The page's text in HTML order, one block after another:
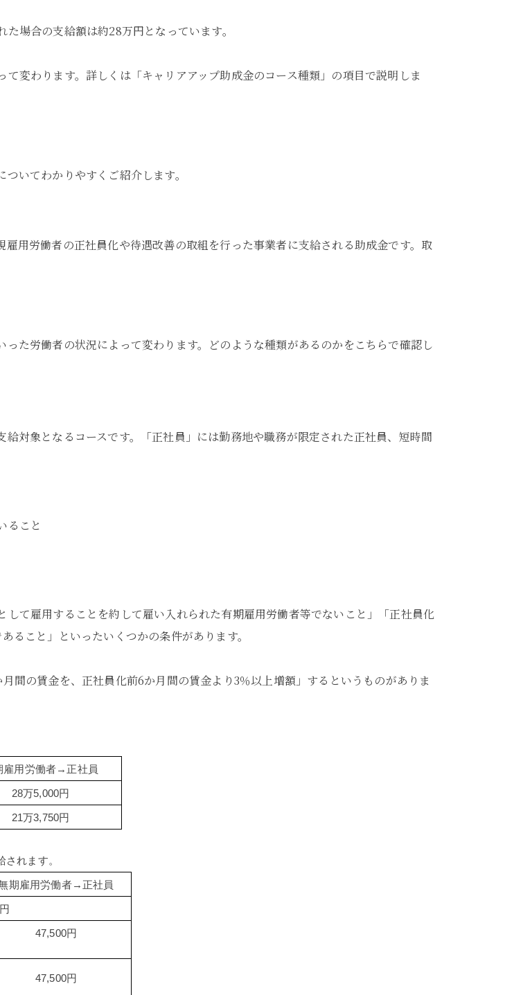
場合の支給額は約28万円となっています。
変わります。詳しくは「キャリアアップ助成金のコース種類」の項目で説明しま
いてわかりやすくご紹介します。
用労働者の正社員化や待遇改善の取組を行った事業者に支給される助成金です。取
た労働者の状況によって変わります。どのような種類があるのかをこちらで確認し
対象となるコースです。「正社員」には勤務地や職務が限定された正社員、短時間
ること
て雇用することを約して雇い入れられた有期雇用労働者等でないこと」「正社員化
ること」といったいくつかの条件があります。
間の賃金を、正社員化前6か月間の賃金より3％以上増額」するというものがありま
雇用労働者→正社員
28万5,000円
21万3,750円
れます。
期雇用労働者→正社員
47,500円
47,500円